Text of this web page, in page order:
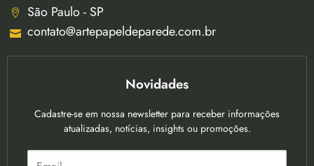
São Paulo - SP
contato@artepapeldeparede.com.br
Novidades
Cadastre-se em nossa newsletter para receber informações
atualizadas, notícias, insights ou promoções.